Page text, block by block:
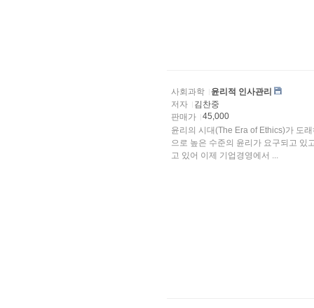
사회과학
윤리적 인사관리
저자
김찬중
판매가
45,000
윤리의 시대(The Era of Ethics)가 도
으로 높은 수준의 윤리가 요구되고 있
고 있어 이제 기업경영에서 ...